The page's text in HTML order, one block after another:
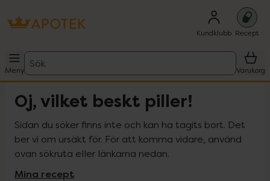
Kundklubb Recept
Meny
Sök
Varukorg
Oj, vilket beskt piller!
Sidan du söker finns inte och kan ha tagits bort. Det
ber vi om ursäkt för. För att komma vidare, använd
ovan sökruta eller länkarna nedan.
Mina recept